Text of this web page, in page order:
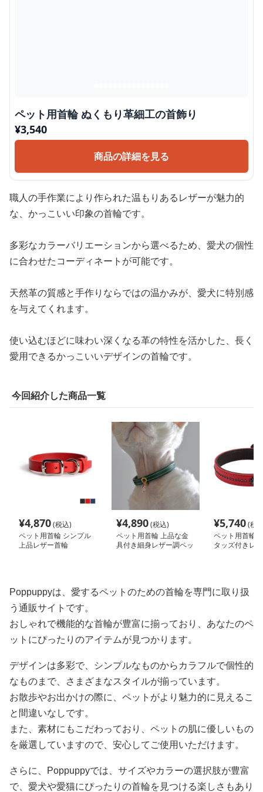
ペット用首輪 ぬくもり革細工の首飾り
¥3,540
商品の詳細を見る
職人の手作業により作られた温もりあるレザーが魅力的
な、かっこいい印象の首輪です。
多彩なカラーバリエーションから選べるため、愛犬の個性
に合わせたコーディネートが可能です。
天然革の質感と手作りならではの温かみが、愛犬に特別感
を与えてくれます。
使い込むほどに味わい深くなる革の特性を活かした、長く
愛用できるかっこいいデザインの首輪です。
今回紹介した商品一覧
¥4,870(税込)
ペット用首輪 シンプル
上品レザー首輪
¥4,890(税込)
ペット用首輪 上品な金
具付き細身レザー調ペッ
¥5,740(税
ペット用首輪
タッズ付きレ
Poppuppyは、愛するペットのための首輪を専門に取り扱
う通販サイトです。
おしゃれで機能的な首輪が豊富に揃っており、あなたのペ
ットにぴったりのアイテムが見つかります。
デザインは多彩で、シンプルなものからカラフルで個性的
なものまで、さまざまなスタイルが揃っています。
お散歩やお出かけの際に、ペットがより魅力的に見えるこ
と間違いなしです。
また、素材にもこだわっており、ペットの肌に優しいもの
を厳選していますので、安心してご使用いただけます。
さらに、Poppuppyでは、サイズやカラーの選択肢が豊富
で、愛犬や愛猫にぴったりの首輪を見つける楽しさもあり